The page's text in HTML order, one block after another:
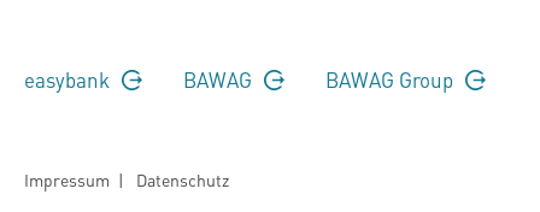
easybank BAWAG BAWAG Group
Impressum | Datenschutz